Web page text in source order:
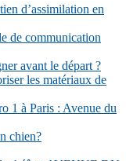
d’assimilation en
de communication
avant le départ ?
les matériaux de
1 à Paris : Avenue du
chien?